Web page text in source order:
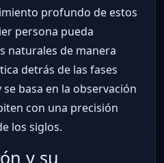
profundo de estos
persona pueda
naturales de manera
detrás de las fases
basa en la observación
con una precisión
los siglos.
y su